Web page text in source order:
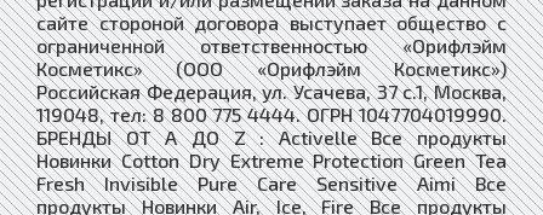
сайте стороной договора выступает oбщество с
ограниченной ответственностью «Орифлэйм
Косметикс» (ООО «Орифлэйм Косметикс»)
Российская Федерация, ул. Усачева, 37 с.1, Москва,
119048, тел: 8 800 775 4444. ОГРН 1047704019990.
БРЕНДЫ ОТ А ДО Z : Activelle Все продукты
Новинки Cotton Dry Extreme Protection Green Tea
Fresh Invisible Pure Care Sensitive Aimi Все
продукты Новинки Air, Ice, Fire Все продукты